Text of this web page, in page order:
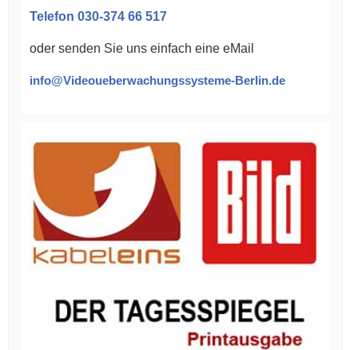
Telefon 030-374 66 517
oder senden Sie uns einfach eine eMail
info@Videoueberwachungssysteme-Berlin.de